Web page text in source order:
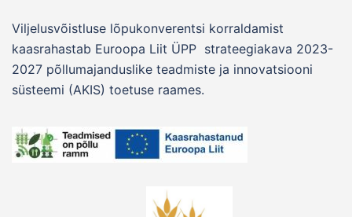
Viljelusvõistluse lõpukonverentsi korraldamist
kaasrahastab Euroopa Liit ÜPP strateegiakava 2023-
2027 põllumajanduslike teadmiste ja innovatsiooni
süsteemi (AKIS) toetuse raames.